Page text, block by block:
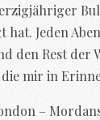
hat. Jeden
den Rest der
mir in
–